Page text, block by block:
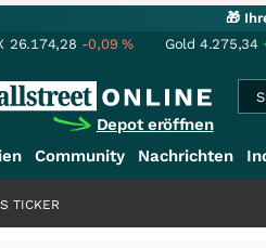
🎁
26.174,28 -0,09% Gold 4.275,34
Depot eröffnen
Community Nachrichten
TICKER